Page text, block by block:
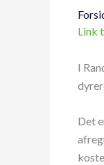
Link
I
Det